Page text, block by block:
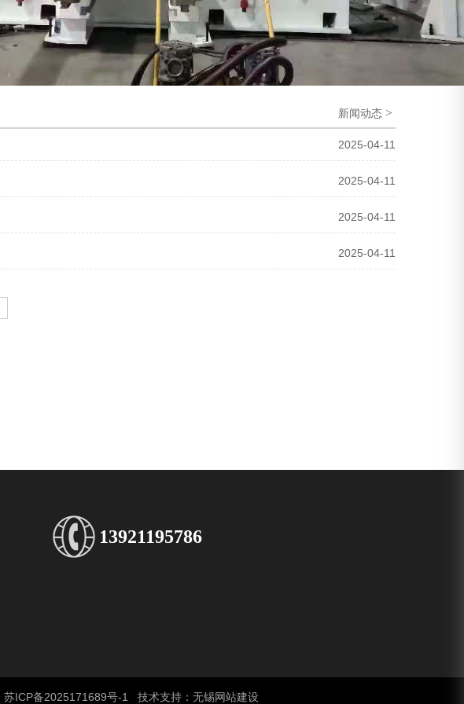
新闻动态 >
2025-04-11
2025-04-11
2025-04-11
2025-04-11
13921195786
苏ICP备2025171689号-1 技术支持： 无锡网站建设